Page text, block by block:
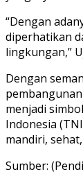
“Dengan
diperhatikan
lingkungan,”
Dengan
menjadi
Indonesia
mandiri,
Sumber: